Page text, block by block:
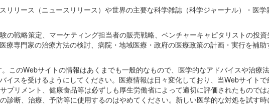
リリース（ニュースリリース）や世界の主要な科学雑誌（科学ジャーナル）・医
戦略策定、マーケティング担当者の販売戦略、ベンチャーキャピタリストの投資
専門家の治療方法の検討、病院・地域医療・政府の医療政策の計画・実行を補助
このWebサイトの情報はあくまでも一般的なもので、医学的なアドバイスや治療
イスを受けるようにしてください。医療情報は日々変化しており、当Webサイト
プリメント、健康食品等は必ずしも厚生労働省によって適切に評価されたもので
診断、治療、予防等に使用するのはやめてください。新しい医学的な対処を試す